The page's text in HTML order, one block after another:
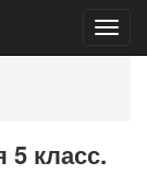
5 класс.